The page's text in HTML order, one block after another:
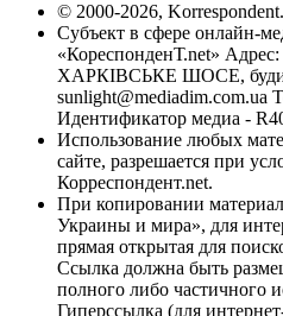
© 2000-2026,
Субъект в сфере онлайн-
«КореспонденТ.net» Адрес:
ХАРКІВСЬКЕ ШОСЕ,
sunlight@mediadim.com.ua
Идентификатор медиа -
Использование любых
сайте, разрешается при
Корреспондент.net.
При копировании
Украины и мира», для
прямая открытая для
Ссылка должна быть
полного либо частичного
Гиперссылка (для